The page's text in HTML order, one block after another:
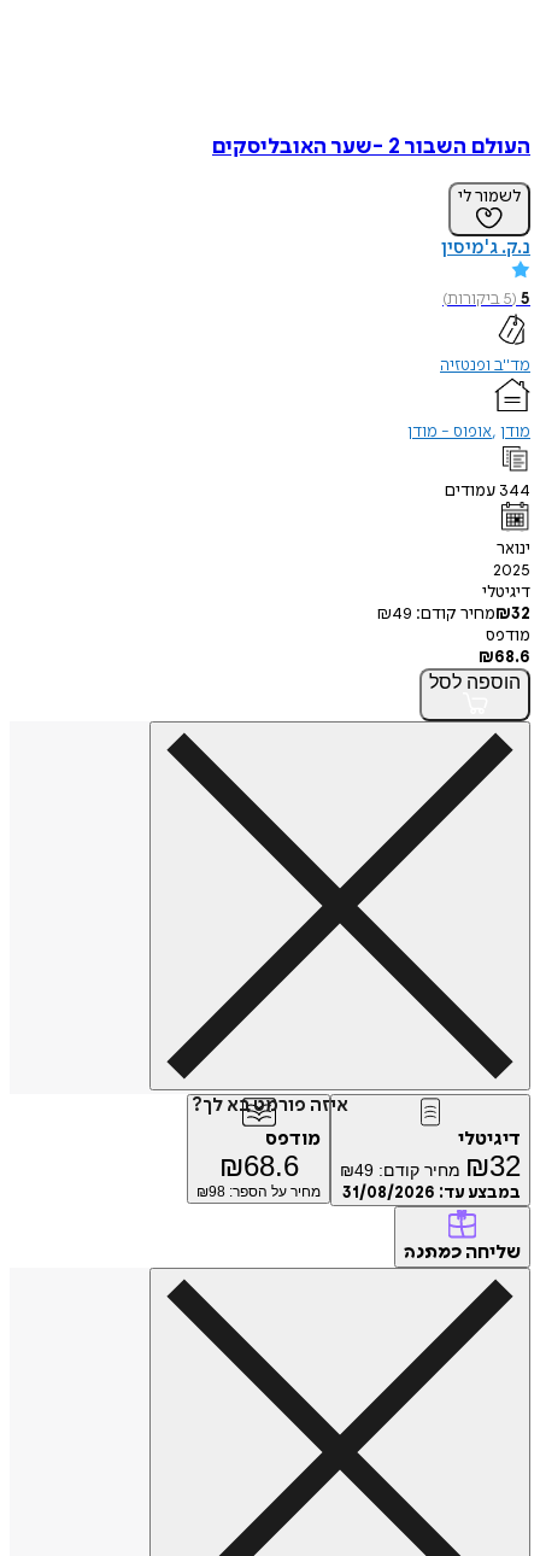
העולם השבור 2 -שער האובליסקים
לשמור לי
נ.ק. ג'מיסין
5
(
5ביקורות)
מד"ב ופנטזיה
מודן אופוס - מודן
344 עמודים
ינואר
2025
דיגיטלי
₪32 מחיר קודם: ₪49
מודפס
₪68.6
הוספה לסל
איזה פורמט בא לך?
דיגיטלי
₪32 מחיר קודם: ₪49
במבצע עד: 31/08/2026
מודפס
₪68.6
מחיר על הספר: ₪ 98
שליחה כמתנה